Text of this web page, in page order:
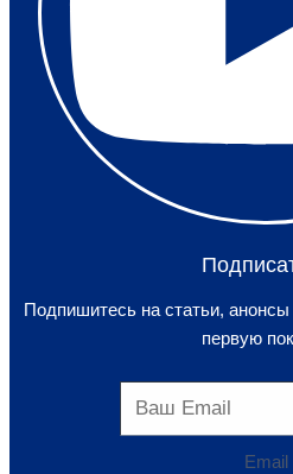
Подпишитесь на статьи,
первую
Email